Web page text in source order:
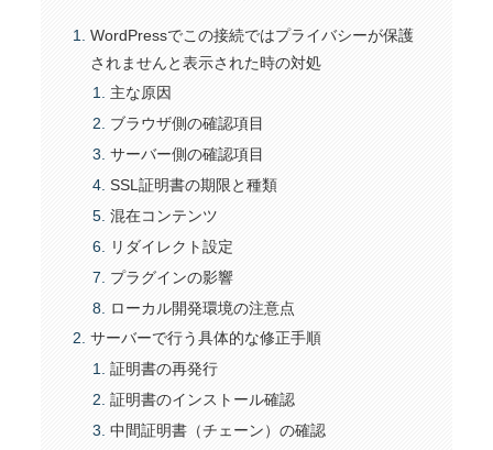
WordPressでこの接続ではプライバシーが保護
されませんと表示された時の対処
主な原因
ブラウザ側の確認項目
サーバー側の確認項目
SSL証明書の期限と種類
混在コンテンツ
リダイレクト設定
プラグインの影響
ローカル開発環境の注意点
サーバーで行う具体的な修正手順
証明書の再発行
証明書のインストール確認
中間証明書（チェーン）の確認